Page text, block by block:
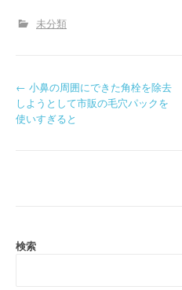
未分類
P
o
a
← 小鼻の周囲にできた角栓を除去
しようとして市販の毛穴パックを
使いすぎると
検索